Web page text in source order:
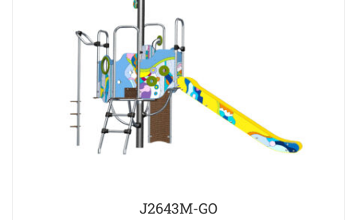
J2643M-GO